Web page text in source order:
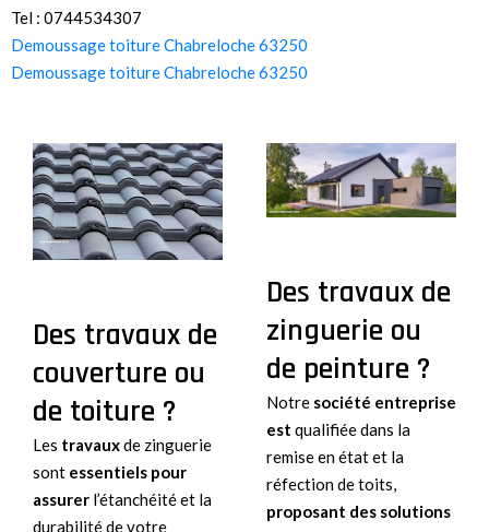
Tel : 0744534307
Demoussage toiture Chabreloche 63250
Demoussage toiture Chabreloche 63250
Des travaux de
couverture ou
de toiture ?
Les travauxde zinguerie
sont essentiels pour
assurer l’étanchéité et la
durabilité de votre
Des travaux de
zinguerie ou
de peinture ?
Notre société entreprise
est qualifiée dans la
remise en état et la
réfection de toits,
proposant des solutions